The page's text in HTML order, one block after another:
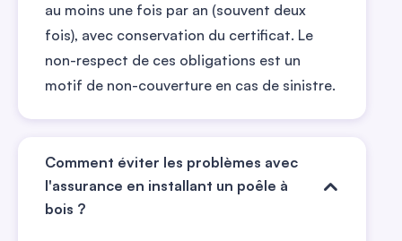
au moins une fois par an (souvent deux
fois), avec conservation du certificat. Le
non-respect de ces obligations est un
motif de non-couverture en cas de sinistre.
Comment éviter les problèmes avec
l'assurance en installant un poêle à
bois ?